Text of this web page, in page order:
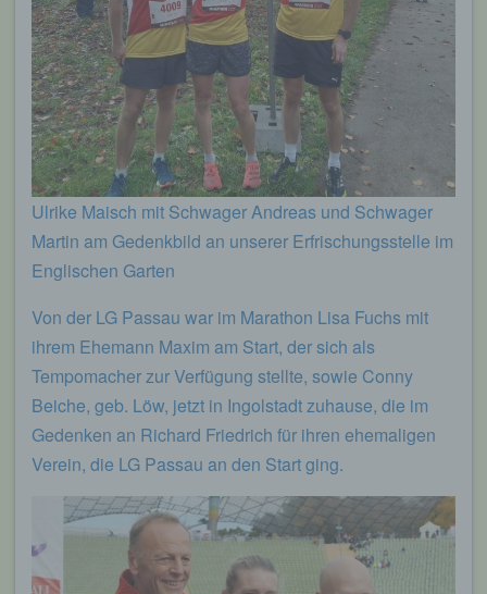
Ulrike Maisch mit Schwager Andreas und Schwager
Martin am Gedenkbild an unserer Erfrischungsstelle im
Englischen Garten
Von der LG Passau war im Marathon Lisa Fuchs mit
ihrem Ehemann Maxim am Start, der sich als
Tempomacher zur Verfügung stellte, sowie Conny
Beiche, geb. Löw, jetzt in Ingolstadt zuhause, die im
Gedenken an Richard Friedrich für ihren ehemaligen
Verein, die LG Passau an den Start ging.